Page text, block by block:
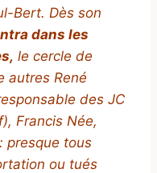
Bert. Dès son
dans les
le cercle de
autres René
des JC
Francis Née,
presque tous
ou tués